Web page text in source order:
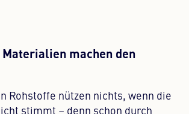
machen den
Rohstoffe nützen nichts, wenn die